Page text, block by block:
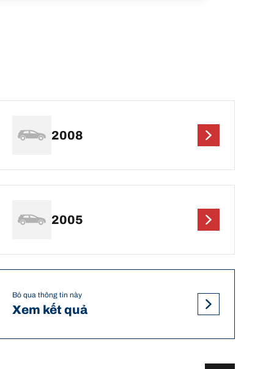
2008
2005
Bỏ qua thông tin này
Xem kết quả